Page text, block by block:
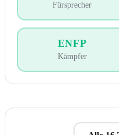
Fürsprecher
ENFP
Kämpfer